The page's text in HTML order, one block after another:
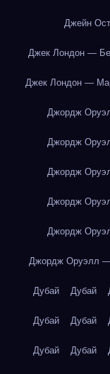
Джейн
Джек Лондон —
Джек Лондон —
Джордж
Джордж
Джордж
Джордж
Джордж
Джордж Оруэлл
Дубай Дубай
Дубай Дубай
Дубай Дубай